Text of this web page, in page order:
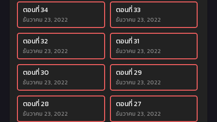
ตอนที่ 34
ธันวาคม 23, 2022
ตอนที่ 33
ธันวาคม 23, 2022
ตอนที่ 32
ธันวาคม 23, 2022
ตอนที่ 31
ธันวาคม 23, 2022
ตอนที่ 30
ธันวาคม 23, 2022
ตอนที่ 29
ธันวาคม 23, 2022
ตอนที่ 28
ธันวาคม 23, 2022
ตอนที่ 27
ธันวาคม 23, 2022